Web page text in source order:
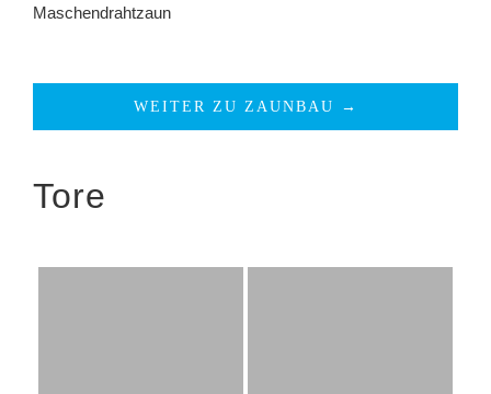
Maschendrahtzaun
WEITER ZU ZAUNBAU →
Tore